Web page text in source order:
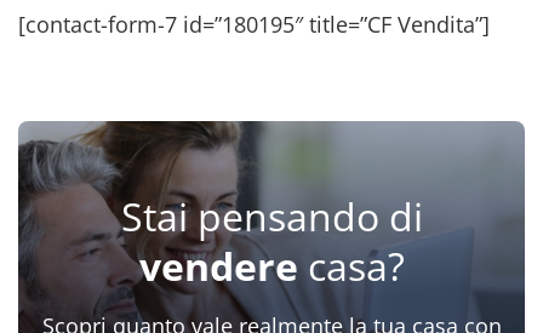
[contact-form-7 id=”180195″ title=”CF Vendita”]
Stai pensando di
vendere casa?
Scopri quanto vale realmente la tua casa con